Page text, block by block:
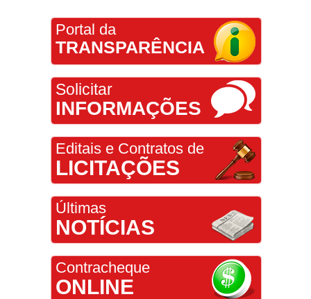
Portal da
TRANSPARÊNCIA
Solicitar
INFORMAÇÕES
Editais e Contratos de
LICITAÇÕES
Últimas
NOTÍCIAS
Contracheque
ONLINE